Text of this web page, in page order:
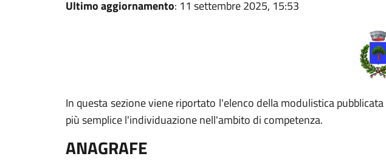
Ultimo aggiornamento: 11 settembre 2025, 15:53
In questa sezione viene riportato l'elenco della modulistica
più semplice l'individuazione nell'ambito di competenza.
ANAGRAFE